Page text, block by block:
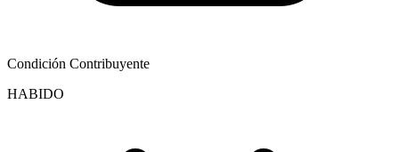
Condición Contribuyente
HABIDO